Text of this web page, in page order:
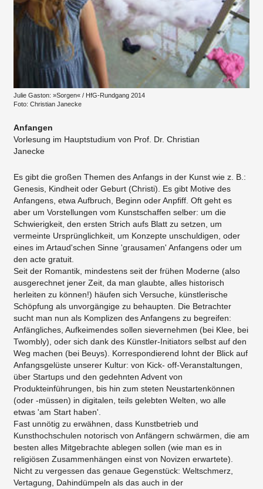
Julie Gaston: »Sorgen« / HfG-Rundgang 2014
Foto: Christian Janecke
Anfangen
Vorlesung im Hauptstudium von Prof. Dr. Christian
Janecke
Es gibt die großen Themen des Anfangs in der Kunst wie z. B.:
Genesis, Kindheit oder Geburt (Christi). Es gibt Motive des
Anfangens, etwa Aufbruch, Beginn oder Anpfiff. Oft geht es
aber um Vorstellungen vom Kunstschaffen selber: um die
Schwierigkeit, den ersten Strich aufs Blatt zu setzen, um
vermeinte Ursprünglichkeit, um Konzepte unschuldigen, oder
eines im Artaud'schen Sinne 'grausamen' Anfangens oder um
den acte gratuit.
Seit der Romantik, mindestens seit der frühen Moderne (also
ausgerechnet jener Zeit, da man glaubte, alles historisch
herleiten zu können!) häufen sich Versuche, künstlerische
Schöpfung als unvorgängige zu behaupten. Die Betrachter
sucht man nun als Komplizen des Anfangens zu begreifen:
Anfängliches, Aufkeimendes sollen sievernehmen (bei Klee, bei
Twombly), oder sich dank des Künstler-Initiators selbst auf den
Weg machen (bei Beuys). Korrespondierend lohnt der Blick auf
Anfangsgelüste unserer Kultur: von Kick- off-Veranstaltungen,
über Startups und den gedehnten Advent von
Produkteinführungen, bis hin zum steten Neustartenkönnen
(oder -müssen) in digitalen, teils gelebten Welten, wo alle
etwas 'am Start haben'.
Fast unnötig zu erwähnen, dass Kunstbetrieb und
Kunsthochschulen notorisch von Anfängern schwärmen, die am
besten alles Mitgebrachte ablegen sollen (wie man es in
religiösen Zusammenhängen einst von Novizen erwartete).
Nicht zu vergessen das genaue Gegenstück: Weltschmerz,
Vertagung, Dahindümpeln als das auch in der